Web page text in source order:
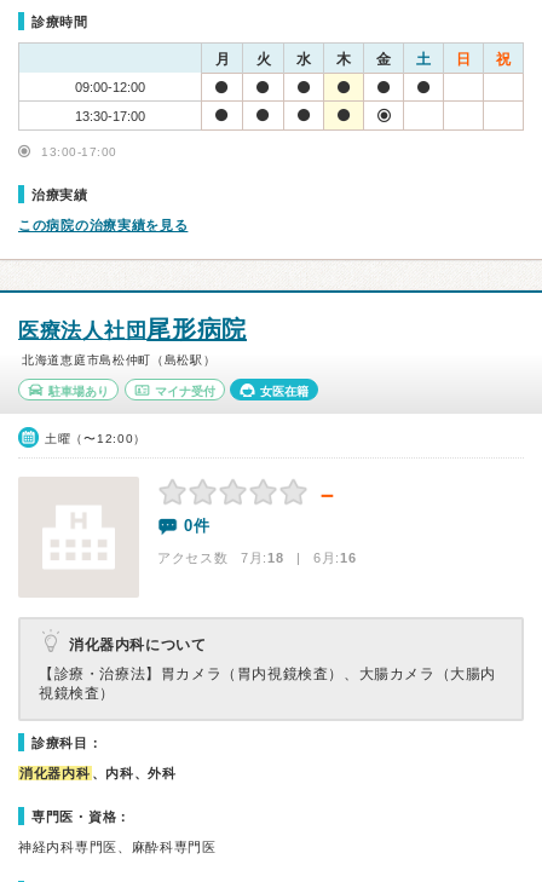
診療時間
月 火 水 木 金 土 日 祝
09:00-12:00
13:30-17:00
13:00-17:00
治療実績
この病院の治療実績を見る
医療法人社団 尾形病院
北海道恵庭市島松仲町（島松駅）
駐車場あり マイナ受付 女医在籍
土曜（〜12:00）
－
0件
アクセス数 7月:18 | 6月:16
消化器内科について
【診療・治療法】 胃カメラ（胃内視鏡検査）、大腸カメラ（大腸内
視鏡検査）
診療科目：
消化器内科 、内科、外科
専門医・資格：
神経内科専門医、麻酔科専門医